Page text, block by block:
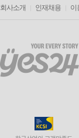
회사소개 인재채용 이